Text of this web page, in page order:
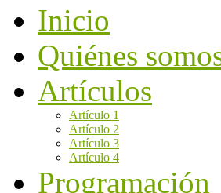
Inicio
Quiénes
Artículos
Artículo 1
Artículo 2
Artículo 3
Artículo 4
Programación